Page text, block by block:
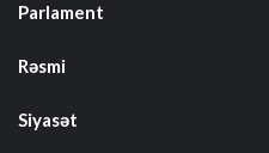
Parlament
Rəsmi
Siyasət